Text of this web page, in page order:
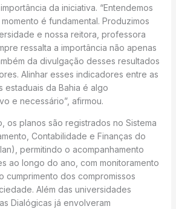
da iniciativa. “Entendemos
é fundamental. Produzimos
e nossa reitora, professora
ressalta a importância não apenas
da divulgação desses resultados
Alinhar esses indicadores entre as
estaduais da Bahia é algo
e necessário”, afirmou.
os planos são registrados no Sistema
Contabilidade e Finanças do
permitindo o acompanhamento
ao longo do ano, com monitoramento
cumprimento dos compromissos
Além das universidades
Dialógicas já envolveram